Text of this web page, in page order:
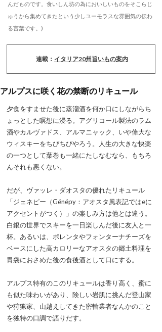
んだものです。食いしん坊の為においしいものをそこらじ
ゅうから集めてきたという少しユーモラスな雰囲気の伝わ
る言葉です。)
連載： イタリア20州旨いもの案内
アルプスに咲く花の禁断のリキュール
夕食をすませた後に蒸溜酒を何か口にしながらち
ょっとした瞑想に浸る。アグリコール製法のラム
酒やカルヴァドス、アルマニャック、いや偉大な
ウィスキーをちびちびやろう。人生の大きな快楽
の一つとして葉巻も一緒にたしなむなら、もちろ
んそれも悪くない。
だが、ヴァッレ・ダオスタの優れたリキュール
「ジェネピー（Génépy：アオスタ風表記ではeに
アクセントがつく）」の楽しみ方は他とは違う。
白銀の世界でスキーを一日楽しんだ後に友人と一
杯。あるいは、ポレンタやフォンターナチーズを
ベースにした高カロリーなアオスタの郷土料理を
胃袋におさめた後の食後酒として口にする。
アルプス特有のこのリキュールは香り高く、蜜に
も似た味わいがあり、険しい岩肌に挑んだ登山家
や狩猟家、山越えしてきた密輸業者なんかのこと
を独特の口調で語りだす。